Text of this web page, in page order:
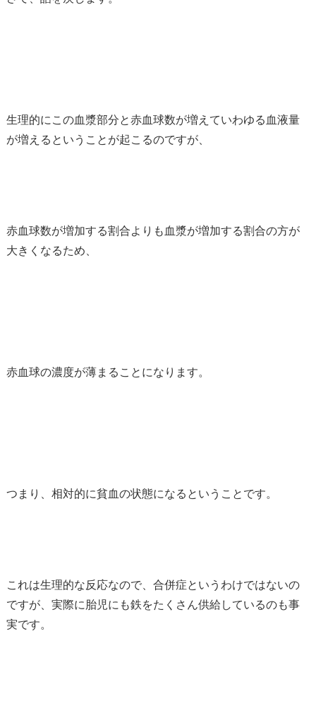
生理的にこの血漿部分と赤血球数が増えていわゆる血液量
が増えるということが起こるのですが、
赤血球数が増加する割合よりも血漿が増加する割合の方が
大きくなるため、
赤血球の濃度が薄まることになります。
つまり、相対的に貧血の状態になるということです。
これは生理的な反応なので、合併症というわけではないの
ですが、実際に胎児にも鉄をたくさん供給しているのも事
実です。